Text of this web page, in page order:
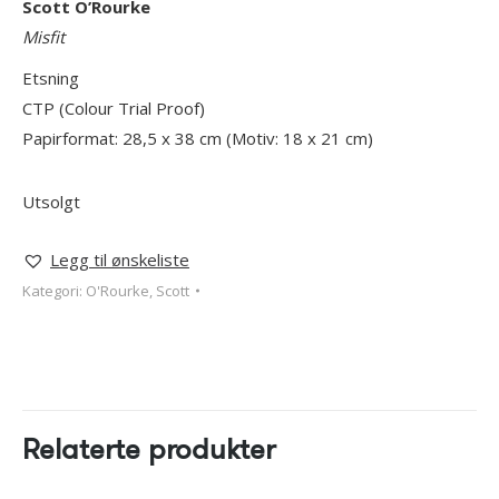
Scott O’Rourke
Misfit
Etsning
CTP (Colour Trial Proof)
Papirformat: 28,5 x 38 cm (Motiv: 18 x 21 cm)
Utsolgt
Legg til ønskeliste
Kategori: O'Rourke, Scott
Relaterte produkter